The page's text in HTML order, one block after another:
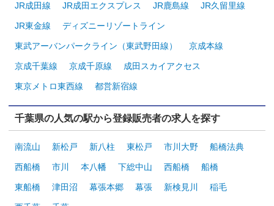
JR成田線 JR成田エクスプレス JR鹿島線 JR久留里線
JR東金線 ディズニーリゾートライン
東武アーバンパークライン（東武野田線） 京成本線
京成千葉線 京成千原線 成田スカイアクセス
東京メトロ東西線 都営新宿線
千葉県の人気の駅から登録販売者の求人を探す
南流山 新松戸 新八柱 東松戸 市川大野 船橋法典
西船橋 市川 本八幡 下総中山 西船橋 船橋
東船橋 津田沼 幕張本郷 幕張 新検見川 稲毛